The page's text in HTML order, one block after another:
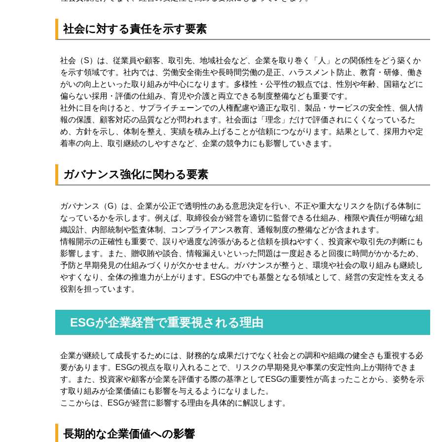
社会に対する責任を示す要素
社会（S）は、従業員や顧客、取引先、地域社会など、企業を取り巻く「人」との関係性をどう築くか
を示す領域です。社内では、労働安全衛生や長時間労働の是正、ハラスメント防止、教育・研修、働き
がいの向上といった取り組みが中心になります。多様性・公平性の観点では、性別や年齢、国籍などに
偏らない採用・評価の仕組み、育児や介護と両立できる制度整備なども重要です。
社外に目を向けると、サプライチェーンでの人権配慮や適正な取引、製品・サービスの安全性、個人情
報の保護、顧客対応の品質などが問われます。社会面は「理念」だけで評価されにくくなっているた
め、方針を示し、体制を整え、実績を積み上げることが信頼につながります。結果として、採用力や定
着率の向上、取引継続のしやすさなど、企業の競争力にも影響していきます。
ガバナンス強化に関わる要素
ガバナンス（G）は、企業が公正で透明性のある意思決定を行い、不正や重大なリスクを防げる体制に
なっているかを示します。例えば、取締役会が経営を適切に監督できる仕組み、権限や責任が明確な組
織設計、内部統制や監査体制、コンプライアンス教育、通報制度の整備などが含まれます。
情報開示の正確性も重要で、誤りや過度な誇張があると信頼を損ねやすく、投資家や取引先の判断にも
影響します。また、贈収賄や談合、情報漏えいといった問題は一度起きると回復に時間がかかるため、
予防と早期発見の仕組みづくりが欠かせません。ガバナンスが整うと、環境や社会の取り組みも継続し
やすくなり、全体の推進力が上がります。ESGの中でも基盤となる領域として、経営の安定性を支える
役割を担っています。
ESGが企業経営で重要視される理由
企業が継続して成長するためには、財務的な成果だけでなく社会との調和や組織の健全さも重視する必
要があります。ESGの視点を取り入れることで、リスクの早期発見や事業の安定性向上が期待できま
す。また、投資家や顧客が企業を評価する際の基準としてESGの重要性が高まったことから、姿勢を示
す取り組みが企業価値にも影響を与えるようになりました。
ここからは、ESGが経営に影響する理由を具体的に解説します。
長期的な企業価値への影響